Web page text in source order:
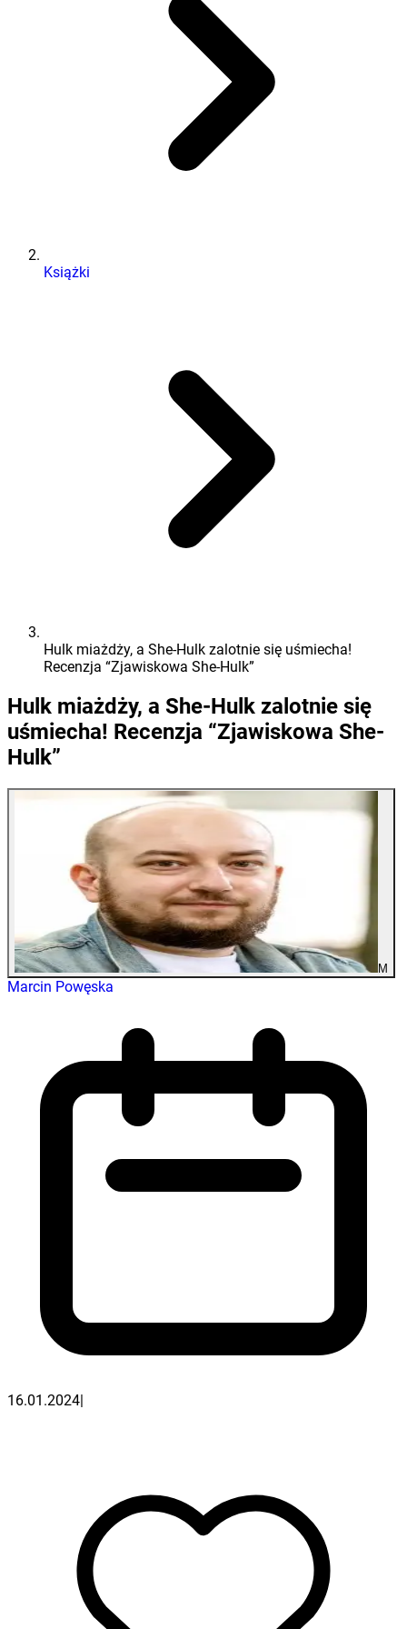
Książki
Hulk miażdży, a She-Hulk zalotnie się uśmiecha!
Recenzja “Zjawiskowa She-Hulk”
Hulk miażdży, a She-Hulk zalotnie się
uśmiecha! Recenzja “Zjawiskowa She-
Hulk”
M
Marcin Powęska
16.01.2024|